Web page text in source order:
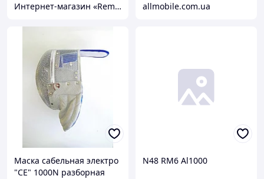
Интернет-магазин «Rem-elektronik» allmobile.com.ua
Маска сабельная электро
"СЕ" 1000N разборная
N48 RM6 Al1000